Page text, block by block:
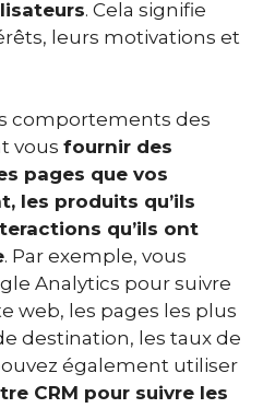
. Cela signifie
leurs motivations et
comportements des
vous fournir des
pages que vos
les produits qu’ils
qu’ils ont
. Par exemple, vous
Analytics pour suivre
web, les pages les plus
destination, les taux de
également utiliser
CRM pour suivre les